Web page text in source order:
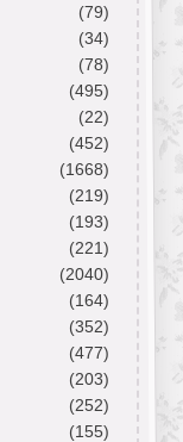
(79)
(34)
(78)
(495)
(22)
(452)
(1668)
(219)
(193)
(221)
(2040)
(164)
(352)
(477)
(203)
(252)
(155)